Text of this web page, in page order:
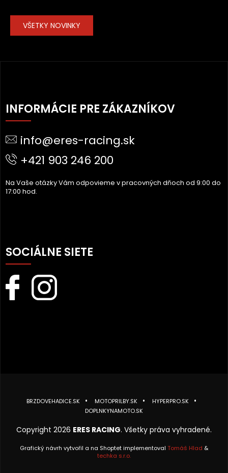
VŠETKY NOVINKY
Á
P
T
INFORMÁCIE PRE ZÁKAZNÍKOV
info@eres-racing.sk
+421 903 246 200
Na Vaše otázky Vám odpovieme v pracovných dňoch od 9:00 do
17:00 hod.
SOCIÁLNE SIETE
BRZDOVEHADICE.SK MOTOPRILBY.SK
HYPERPRO.SK
DOPLNKYNAMOTO.SK
Copyright 2026 ERES RACING. Všetky práva vyhradené.
Grafický návrh vytvořil a na Shoptet implementoval Tomáš Hlad &
techka s.r.o.